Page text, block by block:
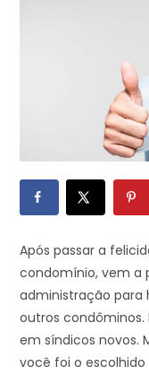
Após passar a
condomínio, vem a
administração para
outros
em síndicos novos.
você foi o